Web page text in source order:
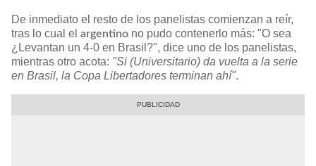
De inmediato el resto de los panelistas comienzan a reír,
tras lo cual el argentino no pudo contenerlo más: "O sea
¿Levantan un 4-0 en Brasil?", dice uno de los panelistas,
mientras otro acota: "Si (Universitario) da vuelta a la serie
en Brasil, la Copa Libertadores terminan ahí".